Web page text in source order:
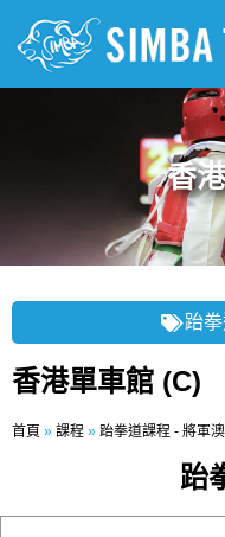
香
香港單車館 (C)
首頁 » 課程 » 跆拳道課程 - 將軍
跆
跆